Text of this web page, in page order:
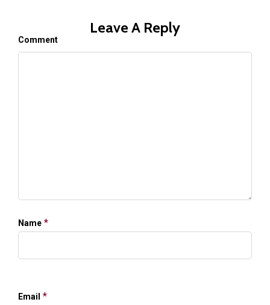
Leave A Reply
Comment
Name *
Email *